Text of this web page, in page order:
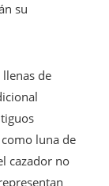
su
de
luna de
cazador no